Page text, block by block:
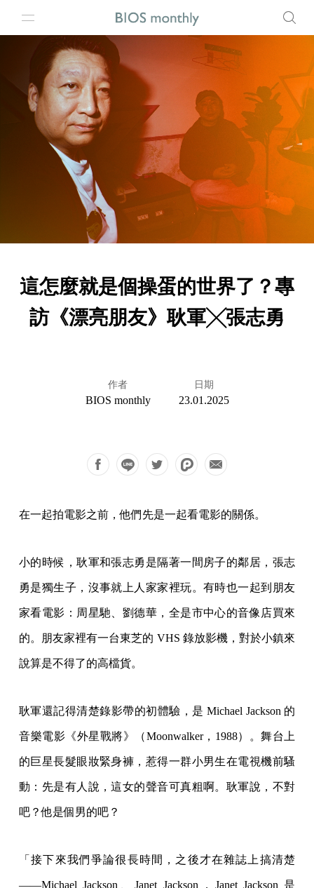
這怎麼就是個操蛋的世界了？專
訪《漂亮朋友》耿軍╳張志勇
作者
BIOS monthly
日期
23.01.2025
在一起拍電影之前，他們先是一起看電影的關係。
小的時候，耿軍和張志勇是隔著一間房子的鄰居，張志
勇是獨生子，沒事就上人家家裡玩。有時也一起到朋友
家看電影：周星馳、劉德華，全是市中心的音像店買來
的。朋友家裡有一台東芝的 VHS 錄放影機，對於小鎮來
說算是不得了的高檔貨。
耿軍還記得清楚錄影帶的初體驗，是 Michael Jackson 的
音樂電影《外星戰將》（Moonwalker，1988）。舞台上
的巨星長髮眼妝緊身褲，惹得一群小男生在電視機前騷
動：先是有人說，這女的聲音可真粗啊。耿軍說，不對
吧？他是個男的吧？
「接下來我們爭論很長時間，之後才在雜誌上搞清楚
——Michael Jackson、Janet Jackson，Janet Jackson 是